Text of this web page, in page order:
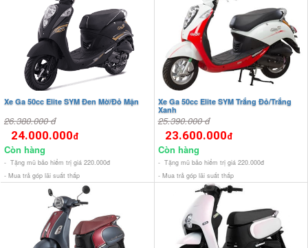
Xe Ga 50cc Elite SYM Đen Mờ/Đỏ Mận
26.380.000 đ
24.000.000đ
Còn hàng
- Tặng mũ bảo hiểm trị giá 220.000đ
- Mua trả góp lãi suất thấp
Xe Ga 50cc Elite SYM Trắng Đỏ/Trắng
Xanh
25.390.000 đ
23.600.000đ
Còn hàng
- Tặng mũ bảo hiểm trị giá 220.000đ
- Mua trả góp lãi suất thấp